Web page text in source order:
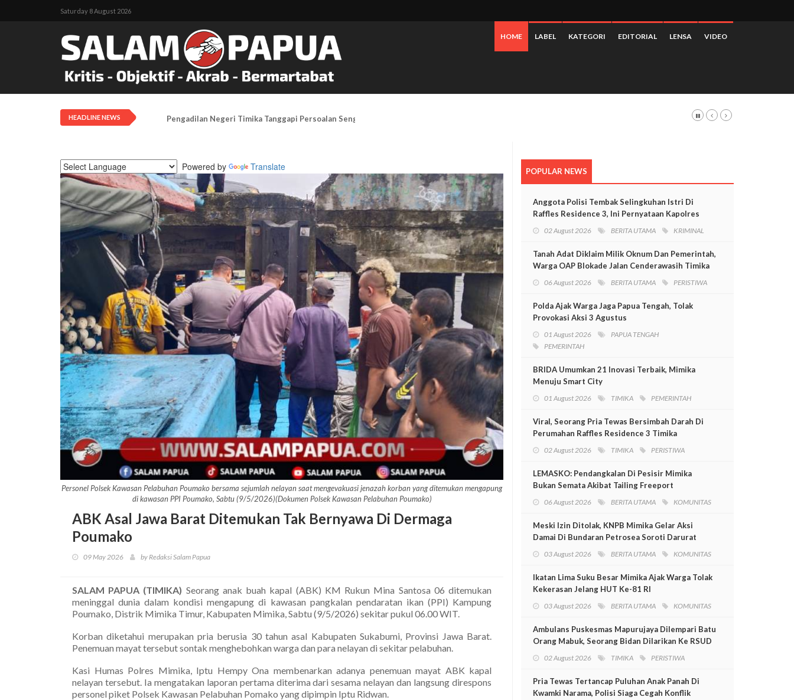
Saturday 8 August 2026
HOME LABEL KATEGORI EDITORIAL LENSA VIDEO
HEADLINE NEWS Pengadilan Negeri Timika Tanggapi Persoalan Sengketa Tanah Di SP2, Berikut Penjelasannya
Powered by Translate
Personel Polsek Kawasan Pelabuhan Poumako bersama sejumlah nelayan saat mengevakuasi jenazah korban yang ditemukan mengapung
di kawasan PPI Poumako, Sabtu (9/5/2026)(Dokumen Polsek Kawasan Pelabuhan Poumako)
ABK Asal Jawa Barat Ditemukan Tak Bernyawa Di Dermaga
Poumako
09 May 2026 by Redaksi Salam Papua
SALAM PAPUA (TIMIKA) Seorang anak buah kapal (ABK) KM Rukun Mina Santosa 06 ditemukan
meninggal dunia dalam kondisi mengapung di kawasan pangkalan pendaratan ikan (PPI) Kampung
Poumako, Distrik Mimika Timur, Kabupaten Mimika, Sabtu (9/5/2026) sekitar pukul 06.00 WIT.
Korban diketahui merupakan pria berusia 30 tahun asal Kabupaten Sukabumi, Provinsi Jawa Barat.
Penemuan mayat tersebut sontak menghebohkan warga dan para nelayan di sekitar pelabuhan.
Kasi Humas Polres Mimika, Iptu Hempy Ona membenarkan adanya penemuan mayat ABK kapal
nelayan tersebut. Ia mengatakan laporan pertama diterima dari sesama nelayan dan langsung direspons
personel piket Polsek Kawasan Pelabuhan Pomako yang dipimpin Iptu Ridwan.
POPULAR NEWS
Anggota Polisi Tembak Selingkuhan Istri Di
Raffles Residence 3, Ini Pernyataan Kapolres
02 August 2026 BERITA UTAMA KRIMINAL
Tanah Adat Diklaim Milik Oknum Dan Pemerintah,
Warga OAP Blokade Jalan Cenderawasih Timika
06 August 2026 BERITA UTAMA PERISTIWA
Polda Ajak Warga Jaga Papua Tengah, Tolak
Provokasi Aksi 3 Agustus
01 August 2026
PAPUA TENGAH
PEMERINTAH
BRIDA Umumkan 21 Inovasi Terbaik, Mimika
Menuju Smart City
01 August 2026 TIMIKA PEMERINTAH
Viral, Seorang Pria Tewas Bersimbah Darah Di
Perumahan Raffles Residence 3 Timika
02 August 2026 TIMIKA PERISTIWA
LEMASKO: Pendangkalan Di Pesisir Mimika
Bukan Semata Akibat Tailing Freeport
06 August 2026 BERITA UTAMA KOMUNITAS
Meski Izin Ditolak, KNPB Mimika Gelar Aksi
Damai Di Bundaran Petrosea Soroti Darurat
03 August 2026 BERITA UTAMA KOMUNITAS
Ikatan Lima Suku Besar Mimika Ajak Warga Tolak
Kekerasan Jelang HUT Ke-81 RI
03 August 2026 BERITA UTAMA KOMUNITAS
Ambulans Puskesmas Mapurujaya Dilempari Batu
Orang Mabuk, Seorang Bidan Dilarikan Ke RSUD
02 August 2026 TIMIKA PERISTIWA
Pria Tewas Tertancap Puluhan Anak Panah Di
Kwamki Narama, Polisi Siaga Cegah Konflik